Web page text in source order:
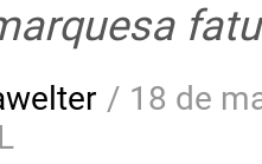
/ 18 de